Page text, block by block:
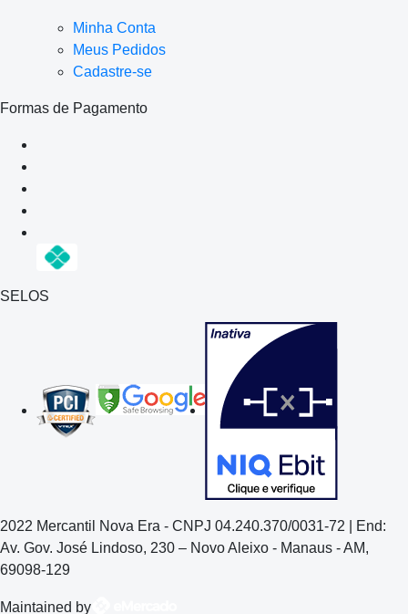
Minha Conta
Meus Pedidos
Cadastre-se
Formas de Pagamento
SELOS
2022 Mercantil Nova Era - CNPJ 04.240.370/0031-72 | End:
Av. Gov. José Lindoso, 230 – Novo Aleixo - Manaus - AM,
69098-129
Maintained by